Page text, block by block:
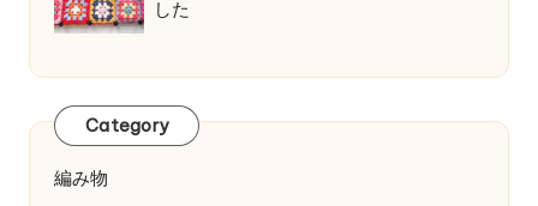
した
Category
編み物